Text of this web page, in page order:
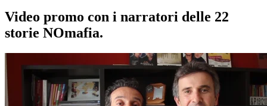
Video promo con i narratori delle 22
storie NOmafia.